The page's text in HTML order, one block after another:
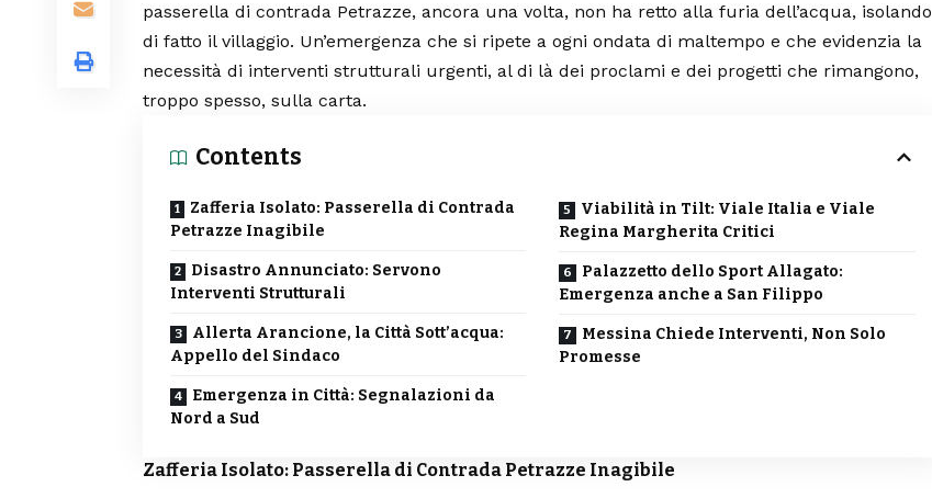
passerella di contrada Petrazze, ancora una volta, non ha retto alla furia dell’acqua, isolando
di fatto il villaggio. Un’emergenza che si ripete a ogni ondata di maltempo e che evidenzia la
necessità di interventi strutturali urgenti, al di là dei proclami e dei progetti che rimangono,
troppo spesso, sulla carta.
Contents
Zafferia Isolato: Passerella di Contrada
Petrazze Inagibile
Disastro Annunciato: Servono
Interventi Strutturali
Allerta Arancione, la Città Sott’acqua:
Appello del Sindaco
Emergenza in Città: Segnalazioni da
Nord a Sud
Viabilità in Tilt: Viale Italia e Viale
Regina Margherita Critici
Palazzetto dello Sport Allagato:
Emergenza anche a San Filippo
Messina Chiede Interventi, Non Solo
Promesse
Zafferia Isolato: Passerella di Contrada Petrazze Inagibile